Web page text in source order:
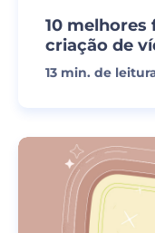
10 melhores
criação de
13 min. de